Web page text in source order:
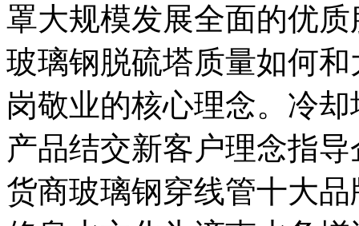
罩大规模发展全面的优
玻璃钢脱硫塔质量如何
岗敬业的核心理念。冷
产品结交新客户理念指
货商玻璃钢穿线管十大